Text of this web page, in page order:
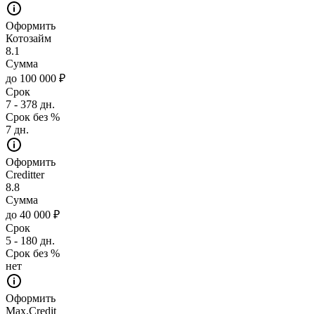
Оформить
Котозайм
8.1
Сумма
до 100 000 ₽
Срок
7 - 378 дн.
Срок без %
7 дн.
Оформить
Creditter
8.8
Сумма
до 40 000 ₽
Срок
5 - 180 дн.
Срок без %
нет
Оформить
Max.Credit